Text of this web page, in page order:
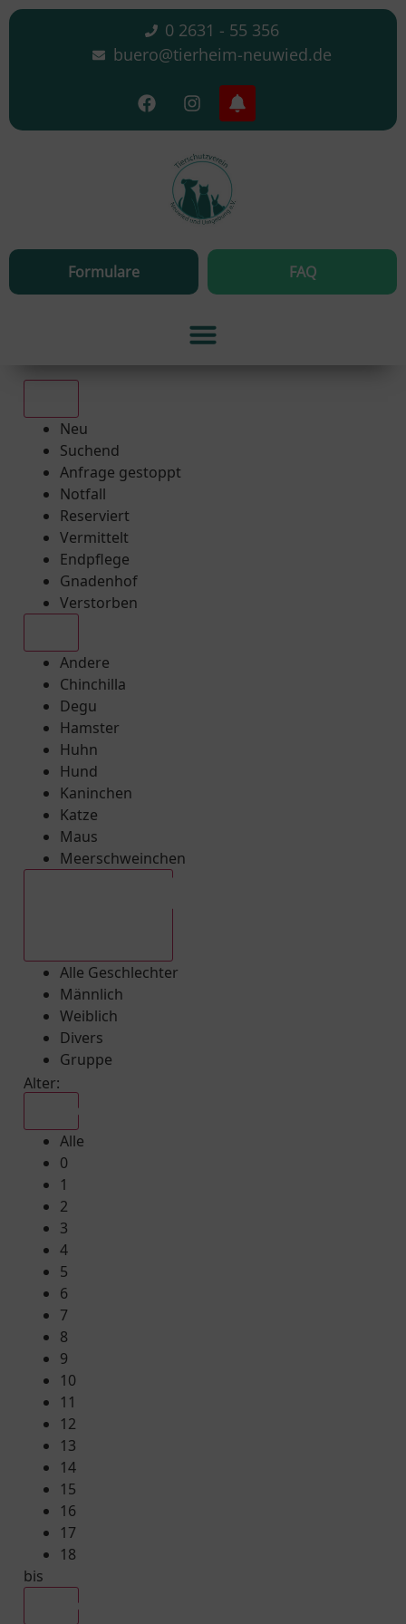
0 2631 - 55 356
buero@tierheim-neuwied.de
Formulare FAQ
Neu
Suchend
Anfrage gestoppt
Notfall
Reserviert
Vermittelt
Endpflege
Gnadenhof
Verstorben
Andere
Chinchilla
Degu
Hamster
Huhn
Hund
Kaninchen
Katze
Maus
Meerschweinchen
Alle Geschlechter
Männlich
Weiblich
Divers
Gruppe
Alter:
Alle
0
1
2
3
4
5
6
7
8
9
10
11
12
13
14
15
16
17
18
bis